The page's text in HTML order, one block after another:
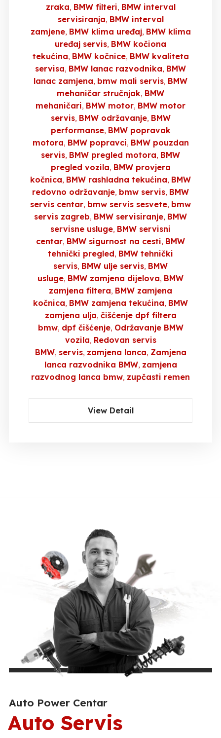
zraka BMW filteri BMW interval
servisiranja BMW interval
zamjene BMW klima uređaj BMW klima
uređaj servis BMW kočiona
tekućina BMW kočnice BMW kvaliteta
servisa BMW lanac razvodnika BMW
lanac zamjena bmw mali servis BMW
mehaničar stručnjak BMW
mehaničari BMW motor BMW motor
servis BMW održavanje BMW
performanse BMW popravak
motora BMW popravci BMW pouzdan
servis BMW pregled motora BMW
pregled vozila BMW provjera
kočnica BMW rashladna tekućina BMW
redovno održavanje bmw servis BMW
servis centar bmw servis sesvete bmw
servis zagreb BMW servisiranje BMW
servisne usluge BMW servisni
centar BMW sigurnost na cesti BMW
tehnički pregled BMW tehnički
servis BMW ulje servis BMW
usluge BMW zamjena dijelova BMW
zamjena filtera BMW zamjena
kočnica BMW zamjena tekućina BMW
zamjena ulja čišćenje dpf filtera
bmw dpf čišćenje Održavanje BMW
vozila Redovan servis
BMW servis zamjena lanca Zamjena
lanca razvodnika BMW zamjena
razvodnog lanca bmw zupčasti remen
View Detail
Auto Power Centar
Auto Servis